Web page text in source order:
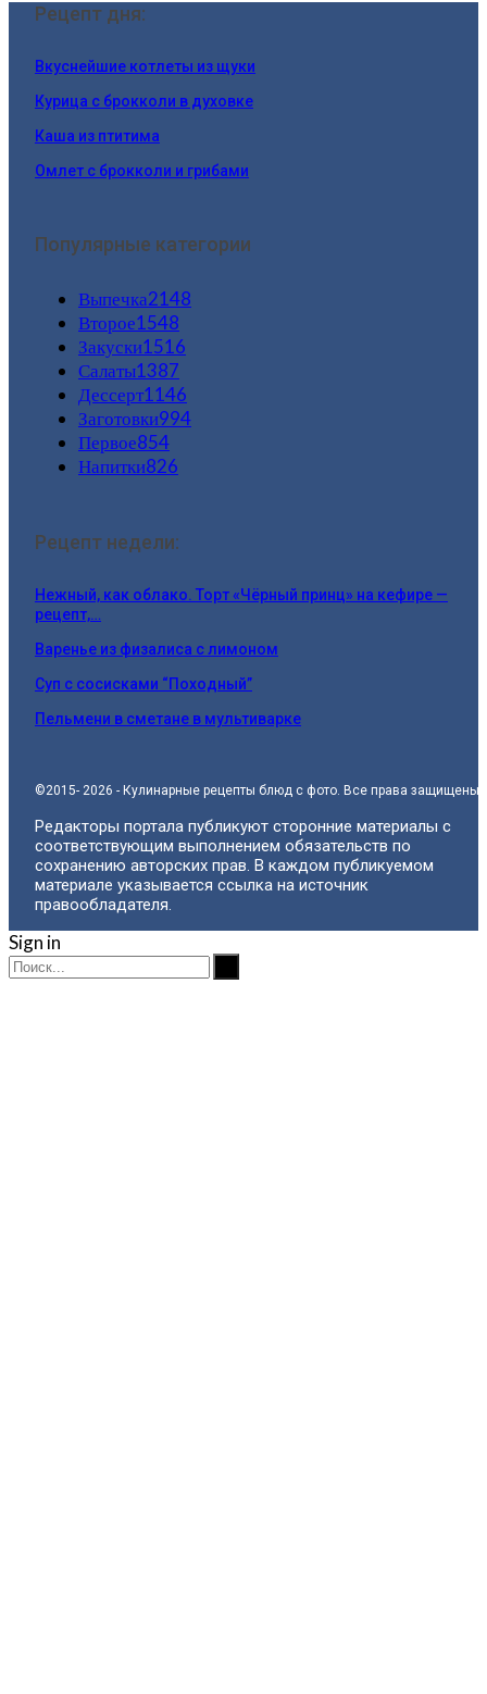
Рецепт дня:
Вкуснейшие котлеты из щуки
Курица с брокколи в духовке
Каша из птитима
Омлет с брокколи и грибами
Популярные категории
Выпечка2148
Второе1548
Закуски1516
Салаты1387
Дессерт1146
Заготовки994
Первое854
Напитки826
Рецепт недели:
Нежный, как облако. Торт «Чёрный принц» на кефире —
рецепт,…
Варенье из физалиса с лимоном
Суп с сосисками “Походный”
Пельмени в сметане в мультиварке
©2015- 2026 - Кулинарные рецепты блюд с фото. Все права защищены.
Редакторы портала публикуют сторонние материалы с
соответствующим выполнением обязательств по
сохранению авторских прав. В каждом публикуемом
материале указывается ссылка на источник
правообладателя.
Sign in